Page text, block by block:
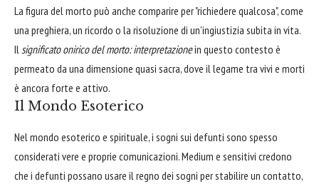
La figura del morto può anche comparire per "richiedere qualcosa", come
una preghiera, un ricordo o la risoluzione di un'ingiustizia subita in vita.
Ilsignificato onirico del morto: interpretazionein questo contesto è
permeato da una dimensione quasi sacra, dove il legame tra vivi e morti
è ancora forte e attivo.
Il Mondo Esoterico
Nel mondo esoterico e spirituale, i sogni sui defunti sono spesso
considerati vere e proprie comunicazioni. Medium e sensitivi credono
che i defunti possano usare il regno dei sogni per stabilire un contatto,